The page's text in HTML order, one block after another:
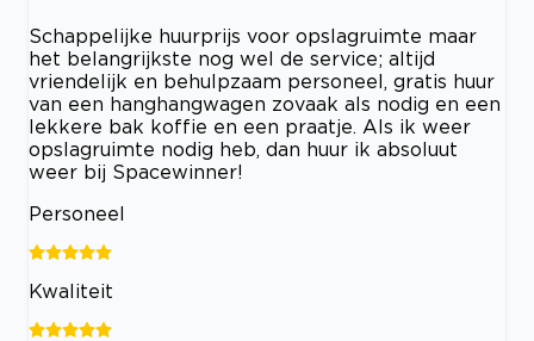
Schappelijke huurprijs voor opslagruimte maar
het belangrijkste nog wel de service; altijd
vriendelijk en behulpzaam personeel, gratis huur
van een hanghangwagen zovaak als nodig en een
lekkere bak koffie en een praatje. Als ik weer
opslagruimte nodig heb, dan huur ik absoluut
weer bij Spacewinner!
Personeel
Kwaliteit